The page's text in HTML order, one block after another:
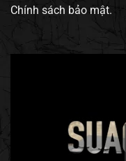
Chính sách bảo mật.